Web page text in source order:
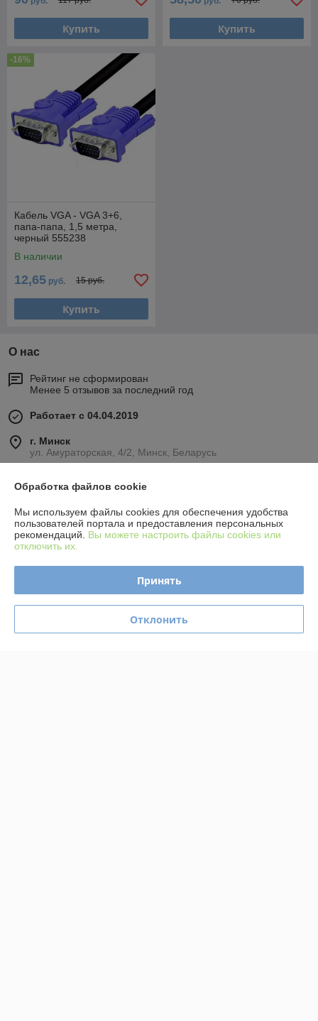
Купить Купить
-16%
Кабель VGA - VGA 3+6,
папа-папа, 1,5 метра,
черный 555238
В наличии
12,65 руб. 15 руб.
Купить
О нас
Рейтинг не сформирован
Менее 5 отзывов за последний год
Работает с 04.04.2019
г. Минск
ул. Амураторская, 4/2, Минск, Беларусь
Сегодня работает с 09:00 до 19:30
Показать весь график работы
379 отзывов за всё время
Обработка файлов cookie
Мы используем файлы cookies для обеспечения удобства
пользователей портала и предоставления персональных
рекомендаций. Вы можете настроить файлы cookies или
отключить их.
Принять
Отклонить